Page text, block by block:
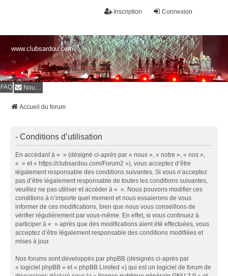
Connexion
Inscription
www.clubsardou.com
FAQ Nous contacter
Accueil du forum
- Conditions d’utilisation
En accédant à « » (désigné ci-après par « nous », « notre », « nos »,
« » et « https://clubsardou.com/Forum2 »), vous acceptez d’être
légalement responsable des conditions suivantes. Si vous n’acceptez
pas d’être légalement responsable de toutes les conditions suivantes,
veuillez ne pas utiliser et accéder à « ». Nous pouvons modifier ces
conditions à n’importe quel moment et nous essaierons de vous
informer de ces modifications, bien que nous vous conseillons de
vérifier régulièrement par vous-même. En effet, si vous continuez à
participer à « » après que des modifications aient été effectuées, vous
acceptez d’être légalement responsable des conditions modifiées et
mises à jour.
Nos forums sont développés par phpBB (désignés ci-après par
« logiciel phpBB » et « phpBB Limited ») qui est un logiciel de forum de